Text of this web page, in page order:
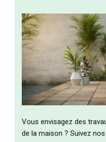
Vous envisagez des
de la maison ? Suivez